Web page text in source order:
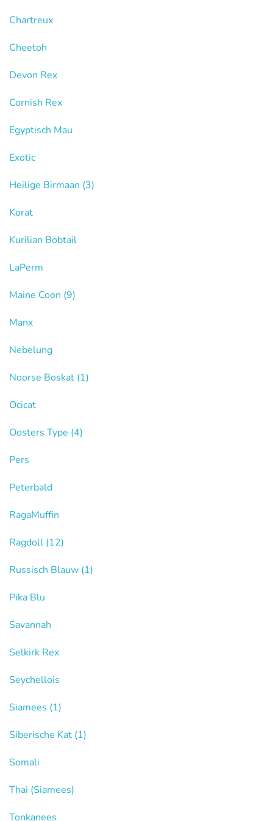
Chartreux
Cheetoh
Devon Rex
Cornish Rex
Egyptisch Mau
Exotic
Heilige Birmaan (3)
Korat
Kurilian Bobtail
LaPerm
Maine Coon (9)
Manx
Nebelung
Noorse Boskat (1)
Ocicat
Oosters Type (4)
Pers
Peterbald
RagaMuffin
Ragdoll (12)
Russisch Blauw (1)
Pika Blu
Savannah
Selkirk Rex
Seychellois
Siamees (1)
Siberische Kat (1)
Somali
Thai (Siamees)
Tonkanees